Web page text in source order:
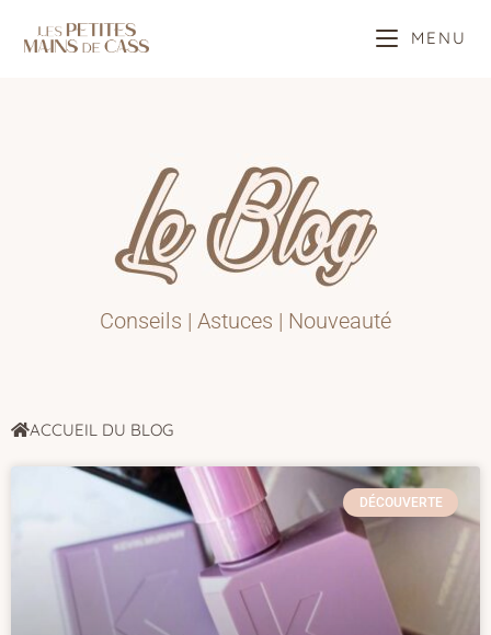
MENU
Conseils | Astuces | Nouveauté
ACCUEIL DU BLOG
DÉCOUVERTE